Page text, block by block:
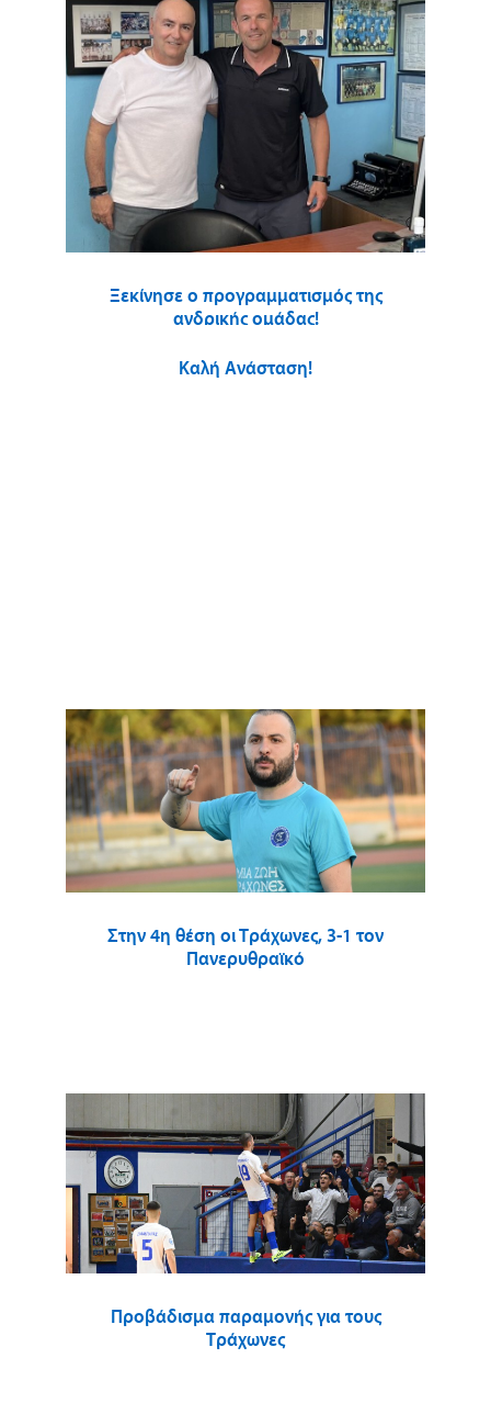
Ξεκίνησε ο προγραμματισμός της
ανδρικής ομάδας!
Καλή Ανάσταση!
Στην 4η θέση οι Τράχωνες, 3-1 τον
Πανερυθραϊκό
Προβάδισμα παραμονής για τους
Τράχωνες